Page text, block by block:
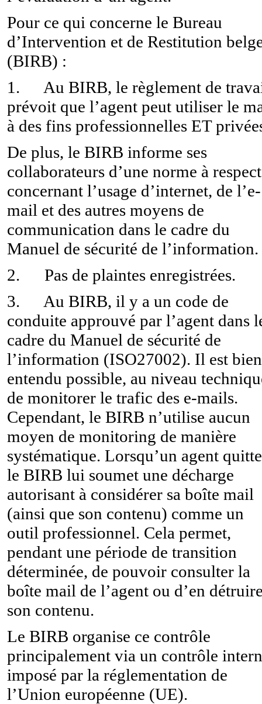
Pour ce qui concerne le Bureau
d’Intervention et de Restitution
(BIRB) :
1. Au BIRB, le règlement de
prévoit que l’agent peut utiliser le
à des fins professionnelles ET
De plus, le BIRB informe ses
collaborateurs d’une norme à
concernant l’usage d’internet, de l’e-
mail et des autres moyens de
communication dans le cadre du
Manuel de sécurité de l’information.
2. Pas de plaintes enregistrées.
3. Au BIRB, il y a un code de
conduite approuvé par l’agent dans
cadre du Manuel de sécurité de
l’information (ISO27002). Il est bien
entendu possible, au niveau
de monitorer le trafic des e-mails.
Cependant, le BIRB n’utilise aucun
moyen de monitoring de manière
systématique. Lorsqu’un agent
le BIRB lui soumet une décharge
autorisant à considérer sa boîte mail
(ainsi que son contenu) comme un
outil professionnel. Cela permet,
pendant une période de transition
déterminée, de pouvoir consulter la
boîte mail de l’agent ou d’en
son contenu.
Le BIRB organise ce contrôle
principalement via un contrôle
imposé par la réglementation de
l’Union européenne (UE).